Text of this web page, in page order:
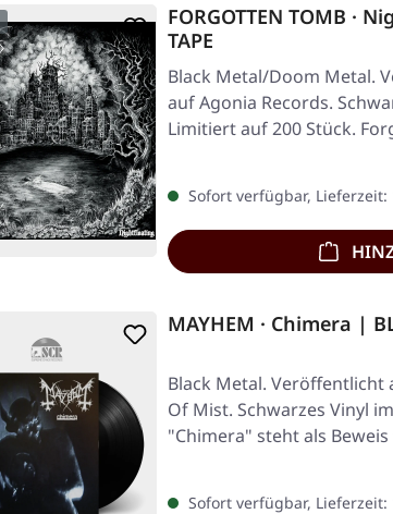
FORGOTTEN TOMB ·
TAPE
Black Metal/Doom Metal.
auf Agonia Records.
Limitiert auf 200 Stück.
Sofort verfügbar, Lieferzeit:
MAYHEM · Chimera |
Black Metal. Veröffentlicht
Of Mist. Schwarzes Vinyl
"Chimera" steht als
Sofort verfügbar, Lieferzeit: